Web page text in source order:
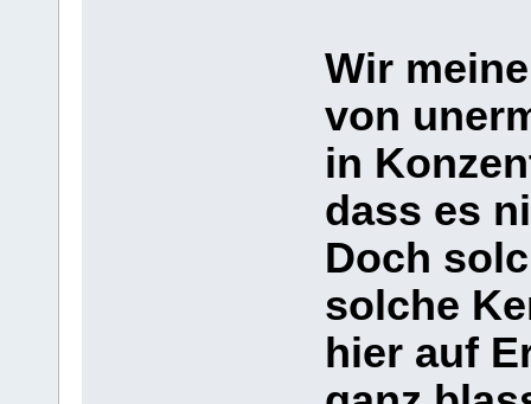
Wir
von
in
dass es
Doch
solche
hier auf